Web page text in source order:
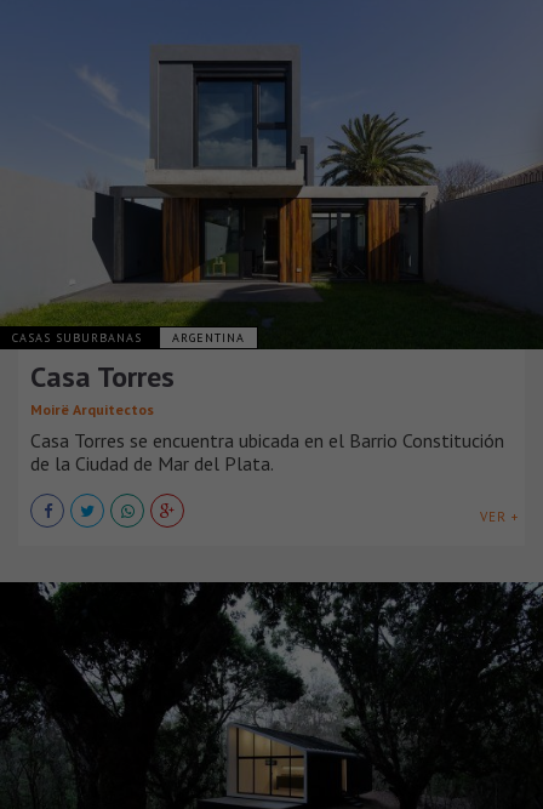
CASAS SUBURBANAS ARGENTINA
Casa Torres
Moirë Arquitectos
Casa Torres se encuentra ubicada en el Barrio Constitución
de la Ciudad de Mar del Plata.
VER +